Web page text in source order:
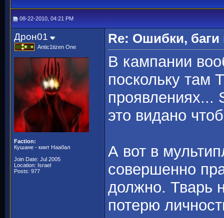
08-22-2010, 04:21 PM
Дрон01
Antic1tizen One
Faction:
Кушане - киит Наабал
Join Date: Jul 2005
Location: Israel
Posts: 977
Re: Ошибки, баги
В кампании
поскольку там
проявлениях...
это видано
А вот в
совершенно
должно. Тварь
потерю